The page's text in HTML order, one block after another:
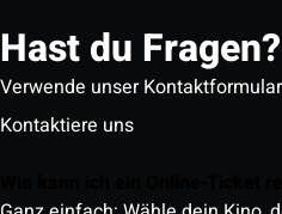
Hast du Fragen?
Verwende unser Kontaktformular
Kontaktiere uns